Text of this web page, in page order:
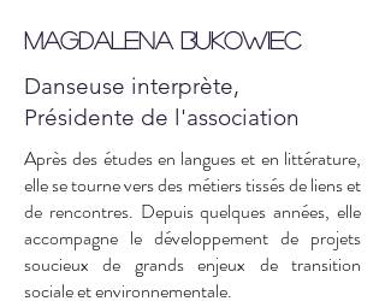
Magdalena bukowiec
Danseuse interprète,
Présidente de l'association
Après des études en langues et en littérature,
elle se tourne vers des métiers tissés de liens et
de rencontres. Depuis quelques années, elle
accompagne le développement de projets
soucieux de grands enjeux de transition
sociale et environnementale.